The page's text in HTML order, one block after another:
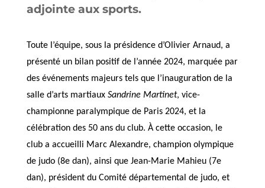
adjointe aux sports.
Toute l’équipe, sous la présidence d’Olivier Arnaud, a
présenté un bilan positif de l’année 2024, marquée par
des événements majeurs tels que l’inauguration de la
salle d’arts martiaux Sandrine Martinet, vice-
championne paralympique de Paris 2024, et la
célébration des 50 ans du club. À cette occasion, le
club a accueilli Marc Alexandre, champion olympique
de judo (8e dan), ainsi que Jean-Marie Mahieu (7e
dan), président du Comité départemental de judo, et